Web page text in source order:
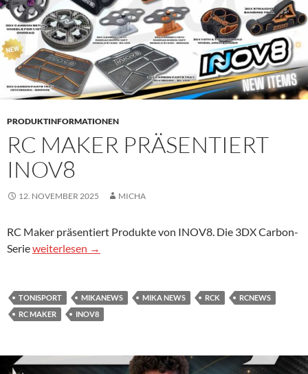
PRODUKTINFORMATIONEN
RC MAKER PRÄSENTIERT
INOV8
12. NOVEMBER 2025 MICHA
RC Maker präsentiert Produkte von INOV8. Die 3DX Carbon-
SerieRC Maker präsentiert INOV8
weiterlesen →
TONISPORT MIKANEWS MIKA NEWS RCK
RCNEWS
RC MAKER
INOV8